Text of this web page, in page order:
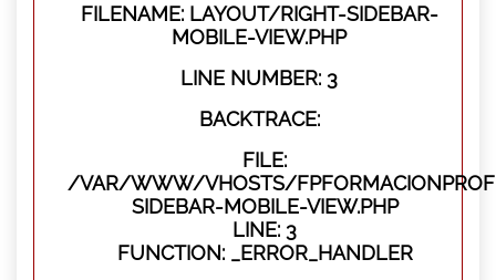
FILENAME: LAYOUT/RIGHT-SIDEBAR-
MOBILE-VIEW.PHP
LINE NUMBER: 3
BACKTRACE:
FILE:
/VAR/WWW/VHOSTS/
SIDEBAR-MOBILE-VIEW.PHP
LINE: 3
FUNCTION: _ERROR_HANDLER